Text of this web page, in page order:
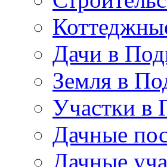
Дачи в
Земля в
Участки в
Дачные
Дачные